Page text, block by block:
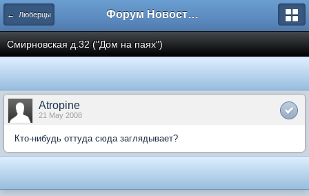
← Люберцы Форум Новостройки
Смирновская д.32 ("Дом на паях")
Atropine
21 May 2008
Кто-нибудь оттуда сюда заглядывает?